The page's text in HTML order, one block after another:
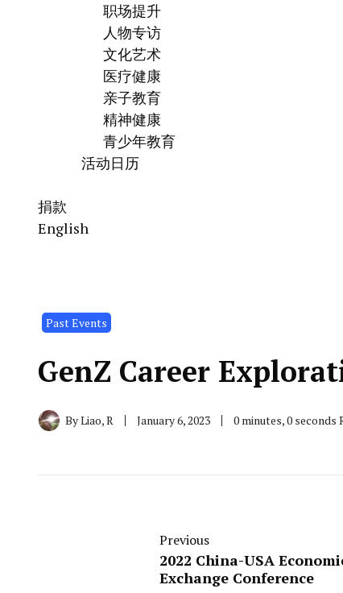
职场提升
人物专访
文化艺术
医疗健康
亲子教育
精神健康
青少年教育
活动日历
捐款
English
Past Events
GenZ Career
ByLiao, R January 6, 2023 0 minutes, 0 seconds
Previous
2022 China-USA
Exchange Conference